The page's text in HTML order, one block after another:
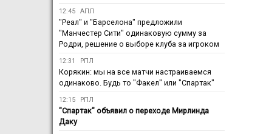
12:45 АПЛ
"Реал" и "Барселона" предложили
"Манчестер Сити" одинаковую сумму за
Родри, решение о выборе клуба за игроком
12:31 РПЛ
Корякин: мы на все матчи настраиваемся
одинаково. Будь то "Факел" или "Спартак"
12:15 РПЛ
"Спартак" объявил о переходе Мирлинда
Даку